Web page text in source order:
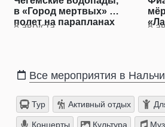
в «Город мертвых» и
полет на парапланах
8 августа 8
Все мероприятия в
Тур Активный отдых
Концерты Культура